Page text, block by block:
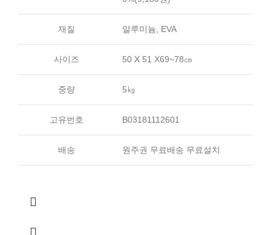
재질 알루미늄, EVA
사이즈 50 X 51 X69~78㎝
중량 5㎏
고유번호 B03181112601
배송 원주권 무료배송 무료설치